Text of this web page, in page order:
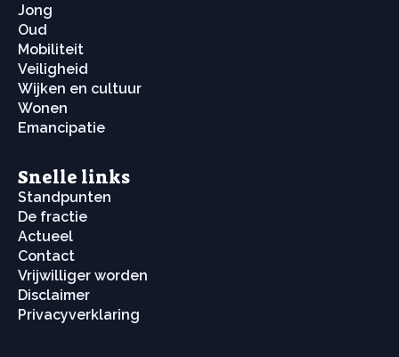
Jong
Oud
Mobiliteit
Veiligheid
Wijken en cultuur
Wonen
Emancipatie
Snelle links
Standpunten
De fractie
Actueel
Contact
Vrijwilliger worden
Disclaimer
Privacyverklaring